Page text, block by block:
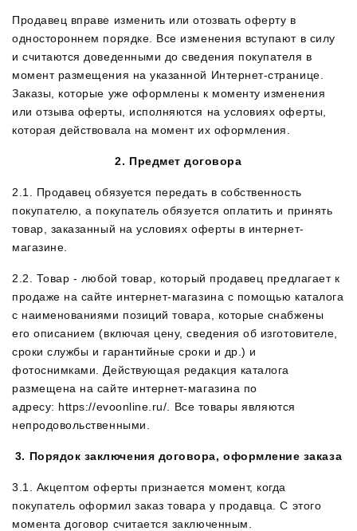
Продавец вправе изменить или отозвать оферту в
одностороннем порядке. Все изменения вступают в силу
и считаются доведенными до сведения покупателя в
момент размещения на указанной Интернет-странице.
Заказы, которые уже оформлены к моменту изменения
или отзыва оферты, исполняются на условиях оферты,
которая действовала на момент их оформления.
2. Предмет договора
2.1. Продавец обязуется передать в собственность
покупателю, а покупатель обязуется оплатить и принять
товар, заказанный на условиях оферты в интернет-
магазине.
2.2. Товар - любой товар, который продавец предлагает к
продаже на сайте интернет-магазина с помощью каталога
с наименованиями позиций товара, которые снабжены
его описанием (включая цену, сведения об изготовителе,
сроки службы и гарантийные сроки и др.) и
фотоснимками. Действующая редакция каталога
размещена на сайте интернет-магазина по
адресу: https://evoonline.ru/. Все товары являются
непродовольственными.
3. Порядок заключения договора, оформление заказа
3.1. Акцептом оферты признается момент, когда
покупатель оформил заказ товара у продавца. С этого
момента договор считается заключенным.